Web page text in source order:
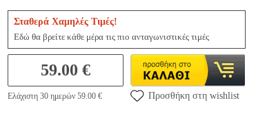
Σταθερά Χαμηλές Τιμές!
Εδώ θα βρείτε κάθε μέρα τις πιο ανταγωνιστικές τιμές
59.00 €
Ελάχιστη 30 ημερών 59.00 € Προσθήκη στη wishlist